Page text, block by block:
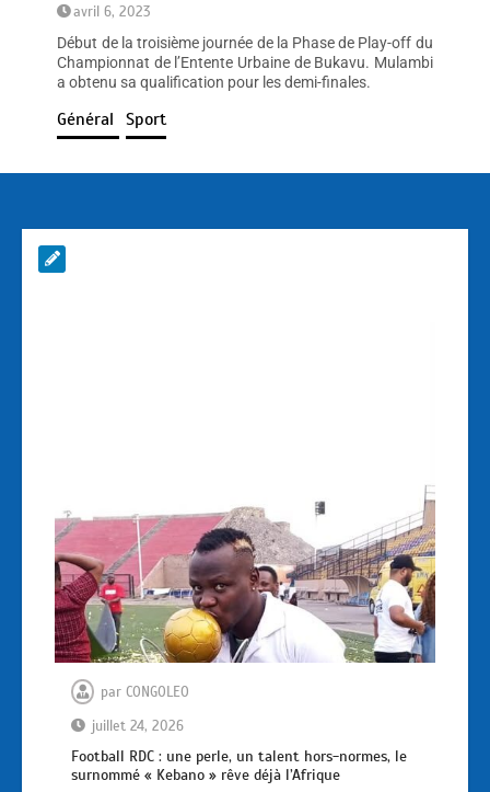
avril 6, 2023
Début de la troisième journée de la Phase de Play-off du
Championnat de l’Entente Urbaine de Bukavu. Mulambi
a obtenu sa qualification pour les demi-finales.
Général Sport
par CONGOLEO
juillet 24, 2026
Football RDC : une perle, un talent hors-normes, le
surnommé « Kebano » rêve déjà l’Afrique